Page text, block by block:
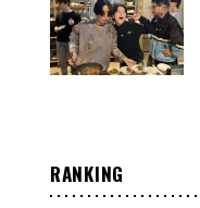
RANKING